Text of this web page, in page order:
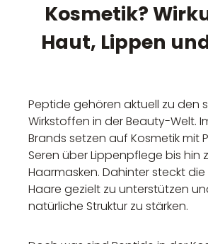
Kosmetik?
Haut, Lippen
Peptide gehören aktuell zu den
Wirkstoffen in der Beauty-Welt.
Brands setzen auf Kosmetik mit
Seren über Lippenpflege bis hin
Haarmasken. Dahinter steckt
Haare gezielt zu unterstützen
natürliche Struktur zu stärken.